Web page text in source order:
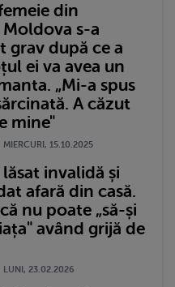
din
s-a
grav după ce a
ei va avea un
„Mi-a spus
A căzut
mine"
MIERCURI, 15.10.2025
invalidă și
afară din casă.
nu poate „să-și
având grijă de
LUNI, 23.02.2026